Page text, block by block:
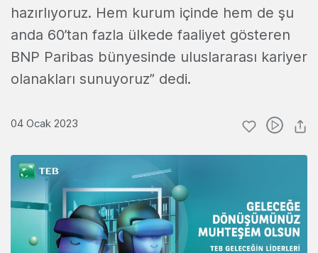
hazırlıyoruz. Hem kurum içinde hem de şu
anda 60’tan fazla ülkede faaliyet gösteren
BNP Paribas bünyesinde uluslararası kariyer
olanakları sunuyoruz” dedi.
04 Ocak 2023